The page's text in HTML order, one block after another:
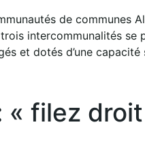
de communes
intercommunalités se
et dotés d’une
« filez